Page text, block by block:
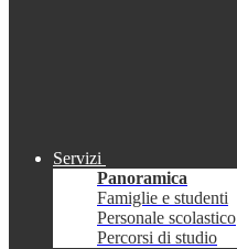
Servizi
Panoramica
Famiglie e studenti
Personale scolastico
Percorsi di studio